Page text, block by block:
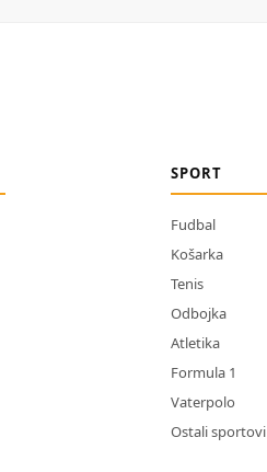
SPORT
Fudbal
Košarka
Tenis
Odbojka
Atletika
Formula 1
Vaterpolo
Ostali sportovi